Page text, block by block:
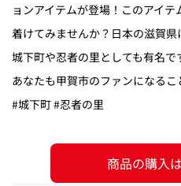
ョンアイテムが登場！このアイ
着けてみませんか？日本の滋賀
城下町や忍者の里としても有名で
あなたも甲賀市のファンになる
#城下町 #忍者の里
商品の購入